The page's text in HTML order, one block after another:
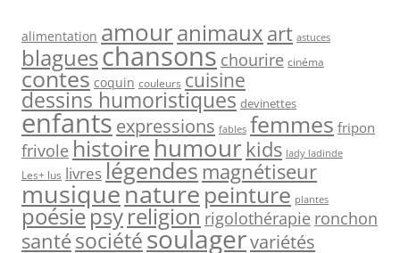
alimentation amouranimaux art astuces
blagueschansons chourire cinéma
contes coquin couleurs cuisine
dessins humoristiques devinettes
enfantsexpressions fables femmes fripon
frivole histoire humour kids lady ladinde
Les+ lus livreslégendes magnétiseur
musiquenature peinture plantes
poésiepsyreligion rigolothérapie ronchon
santésociétésoulagervariétés